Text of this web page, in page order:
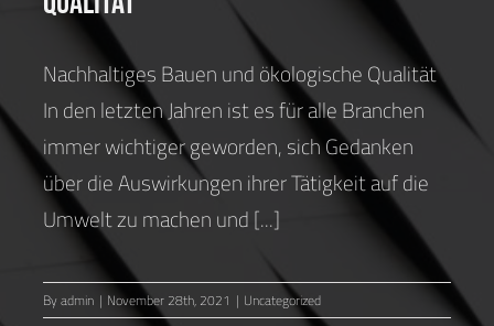
Nachhaltiges Bauen und ökologische Qualität
In den letzten Jahren ist es für alle Branchen
immer wichtiger geworden, sich Gedanken
über die Auswirkungen ihrer Tätigkeit auf die
Umwelt zu machen und [...]
Byadmin | November 28th, 2021 | Uncategorized